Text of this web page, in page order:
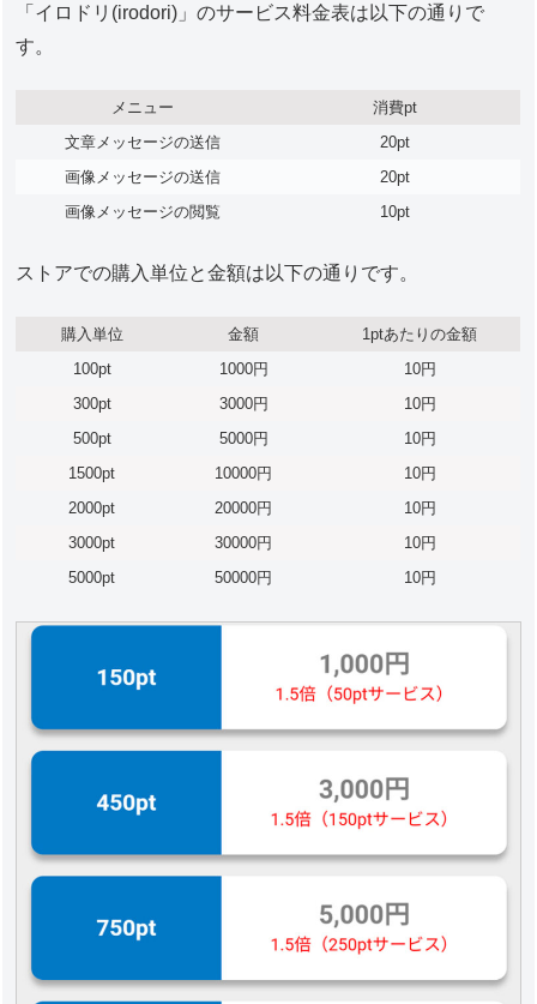
「イロドリ(irodori)」のサービス料金表は以下の通りで
す。
メニュー
消費pt
文章メッセージの送信
20pt
画像メッセージの送信
20pt
画像メッセージの閲覧
10pt
ストアでの購入単位と金額は以下の通りです。
購入単位 金額
1ptあたりの金額
100pt
1000円
10円
300pt
3000円
10円
500pt
5000円
10円
1500pt
10000円
10円
2000pt
20000円
10円
3000pt
30000円
10円
5000pt
50000円 10円